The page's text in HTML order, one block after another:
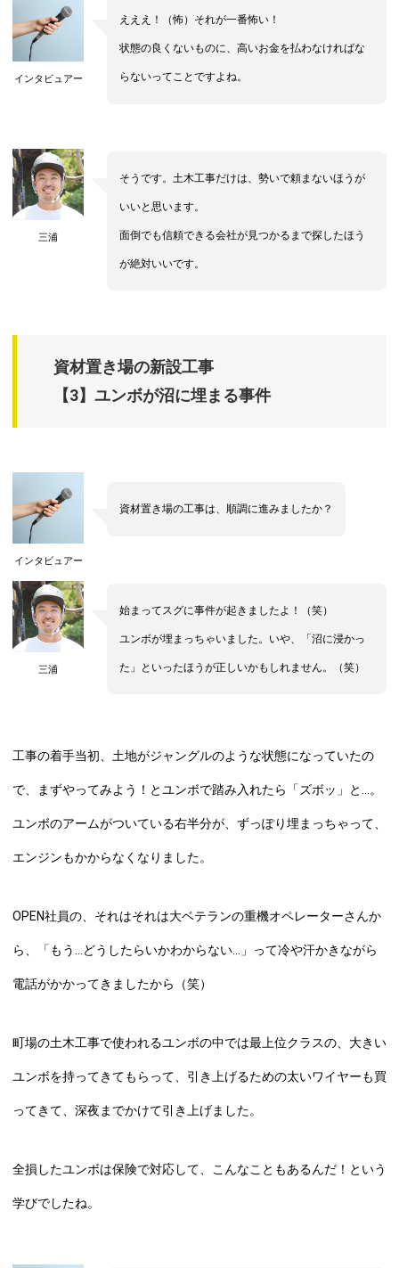
インタビュアー
えええ！（怖）それが一番怖い！
状態の良くないものに、高いお金を払わなければな
らないってことですよね。
三浦
そうです。土木工事だけは、勢いで頼まないほうが
いいと思います。
面倒でも信頼できる会社が見つかるまで探したほう
が絶対いいです。
資材置き場の新設工事
【3】ユンボが沼に埋まる事件
インタビュアー
資材置き場の工事は、順調に進みましたか？
三浦
始まってスグに事件が起きましたよ！（笑）
ユンボが埋まっちゃいました。いや、「沼に浸かっ
た」といったほうが正しいかもしれません。（笑）
工事の着手当初、土地がジャングルのような状態になっていたの
で、まずやってみよう！とユンボで踏み入れたら「ズボッ」と…。
ユンボのアームがついている右半分が、ずっぽり埋まっちゃって、
エンジンもかからなくなりました。
OPEN社員の、それはそれは大ベテランの重機オペレーターさんか
ら、「もう…どうしたらいかわからない…」って冷や汗かきながら
電話がかかってきましたから（笑）
町場の土木工事で使われるユンボの中では最上位クラスの、大きい
ユンボを持ってきてもらって、引き上げるための太いワイヤーも買
ってきて、深夜までかけて引き上げました。
全損したユンボは保険で対応して、こんなこともあるんだ！という
学びでしたね。